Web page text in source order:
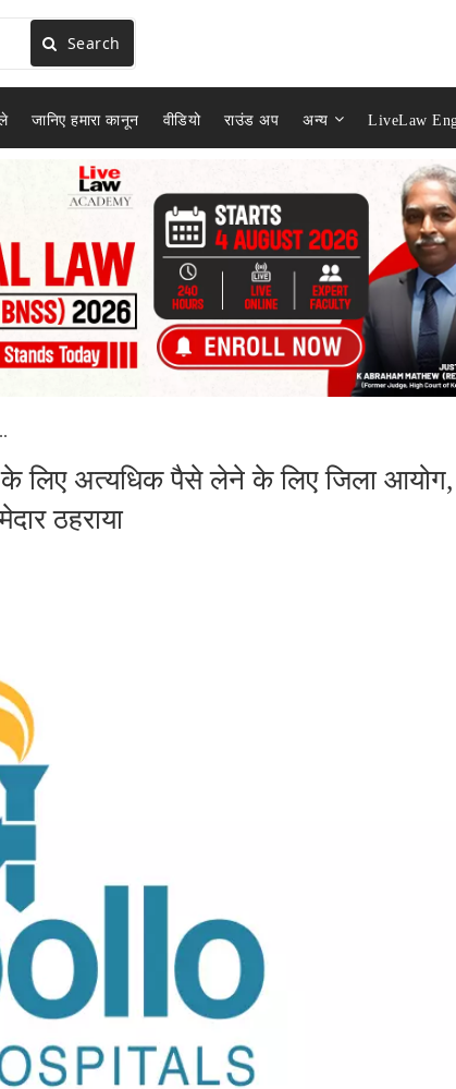
Search
जानिए हमारा कानून वीडियो राउंड अप अन्य LiveLaw
लिए अत्यधिक पैसे लेने के लिए जिला आयोग,
ठहराया